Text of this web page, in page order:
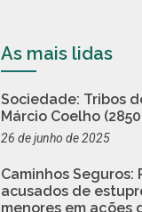
As mais lidas
Sociedade: Tribos
Márcio Coelho
26 de junho de 2025
Caminhos Seguros:
acusados de
menores em ações